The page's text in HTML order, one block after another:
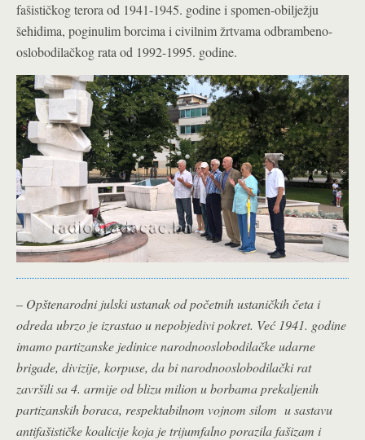
fašističkog terora od 1941-1945. godine i spomen-obilježju
šehidima, poginulim borcima i civilnim žrtvama odbrambeno-
oslobodilačkog rata od 1992-1995. godine.
– Opštenarodni julski ustanak od početnih ustaničkih četa i
odreda ubrzo je izrastao u nepobjedivi pokret. Već 1941. godine
imamo partizanske jedinice narodnooslobodilačke udarne
brigade, divizije, korpuse, da bi narodnooslobodilački rat
završili sa 4. armije od blizu milion u borbama prekaljenih
partizanskih boraca, respektabilnom vojnom silom u sastavu
antifašističke koalicije koja je trijumfalno porazila fašizam i